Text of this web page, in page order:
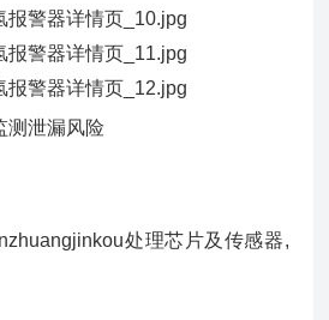
测泄漏风险
处理芯片及传感器,